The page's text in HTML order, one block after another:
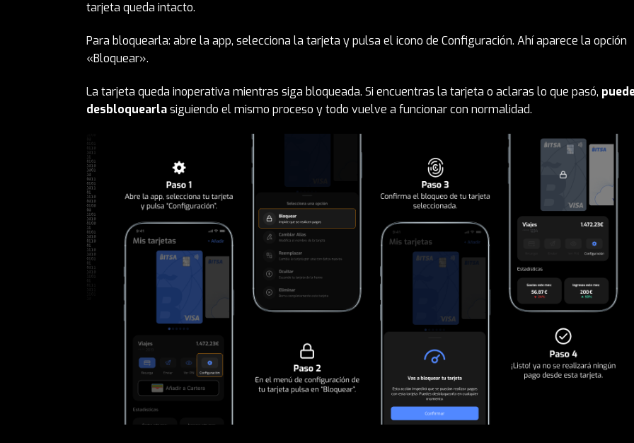
tarjeta queda intacto.
Para bloquearla: abre la app, selecciona la tarjeta y pulsa el icono de Configuración. Ahí aparece la opción
«Bloquear».
La tarjeta queda inoperativa mientras siga bloqueada. Si encuentras la tarjeta o aclaras lo que pasó,
desbloquearlasiguiendo el mismo proceso y todo vuelve a funcionar con normalidad.